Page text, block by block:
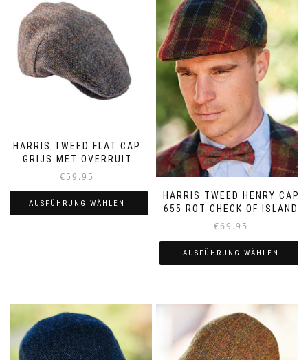
HARRIS TWEED FLAT CAP
GRIJS MET OVERRUIT
€59.95
AUSFÜHRUNG WÄHLEN
Die
Optionen
können
auf
HARRIS TWEED HENRY CAP
655 ROT CHECK OF ISLAND
€69.95
AUSFÜHRUNG WÄHLEN
mehrere
Varianten
auf.